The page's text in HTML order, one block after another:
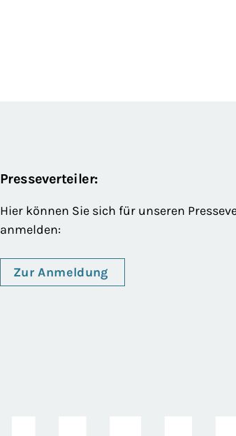
Presseverteiler:
Hier können Sie sich für unseren
anmelden:
Zur Anmeldung